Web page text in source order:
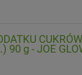
CUKRÓW
90 g - JOE